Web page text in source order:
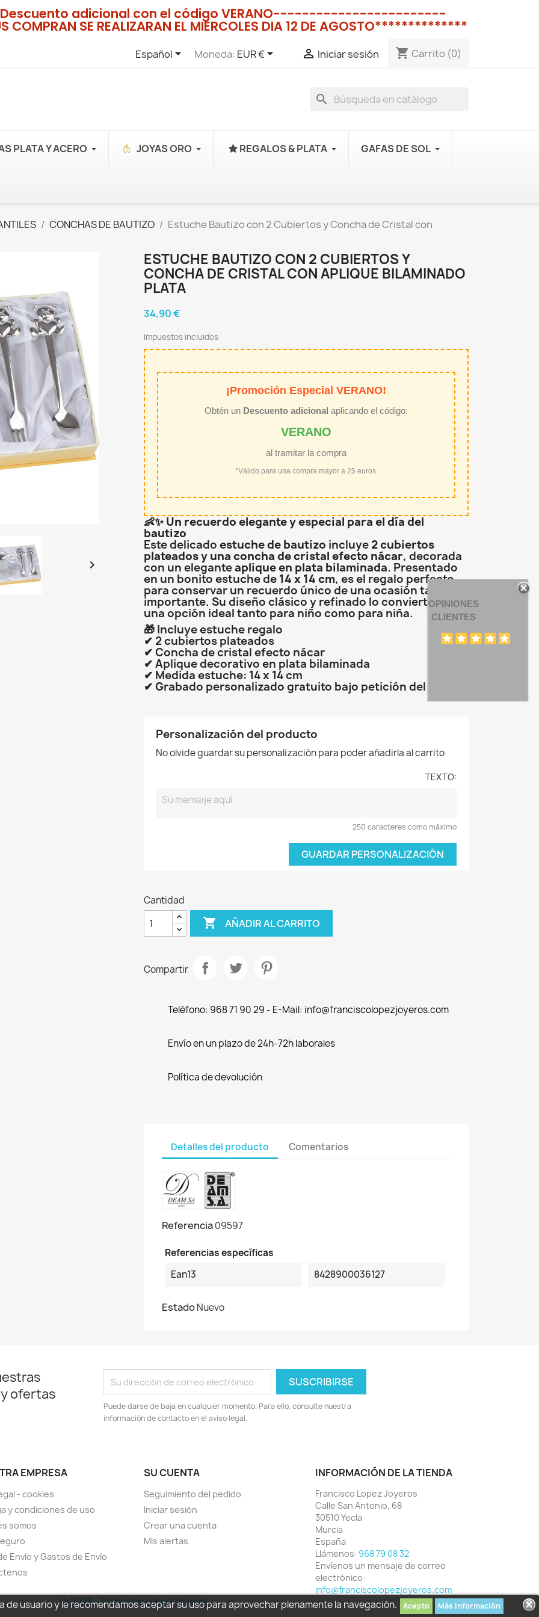
adicional con el código VERANO------------------------
SE REALIZARAN EL MIERCOLES DIA 12 DE AGOSTO**************
Español Moneda: EUR €  Iniciar sesión shopping_cart Carrito (0)
search
usuario y le recomendamos aceptar su uso para aprovechar plenamente la navegación. Acepto Más información
PLATA Y ACERO JOYAS ORO REGALOS & PLATA GAFAS DE SOL
CONCHAS DE BAUTIZO Estuche Bautizo con 2 Cubiertos y Concha de Cristal con

ESTUCHE BAUTIZO CON 2 CUBIERTOS Y
CONCHA DE CRISTAL CON APLIQUE BILAMINADO
PLATA
34,90 €
Impuestos incluidos
¡Promoción Especial VERANO!
Obtén un Descuento adicional aplicando el código:
VERANO
al tramitar la compra
*Válido para una compra mayor a 25 euros.
👶✨ Un recuerdo elegante y especial para el día del
bautizo
Este delicado estuche de bautizo incluye 2 cubiertos
plateados y una concha de cristal efecto nácar, decorada
con un eleganteaplique en plata bilaminada. Presentado
en un bonito estuche de 14 x 14 cm, es el regalo perfecto
para conservar un recuerdo único de una ocasión tan
importante. Su diseño clásico y refinado lo convierte en
una opción ideal tanto para niño como para niña.
🎁 Incluye estuche regalo
✔ 2 cubiertos plateados
✔ Concha de cristal efecto nácar
✔ Aplique decorativo en plata bilaminada
✔ Medida estuche: 14 x 14 cm
✔ Grabado personalizado gratuito bajo petición del cliente
Personalización del producto
No olvide guardar su personalización para poder añadirla al carrito
TEXTO:
250 caracteres como máximo
GUARDAR PERSONALIZACIÓN
Cantidad
 AÑADIR AL CARRITO
Compartir
Teléfono: 968 71 90 29 - E-Mail: info@franciscolopezjoyeros.com
Envío en un plazo de 24h-72h laborales
Política de devolución
Detalles del producto Comentarios
Referencia09597
Referencias específicas
Ean13
8428900036127
EstadoNuevo
ofertas
Puede darse de baja en cualquier momento. Para ello, consulte nuestra
información de contacto en el aviso legal.
EMPRESA
- cookies
y condiciones de uso
somos
Envío y Gastos de Envío
SU CUENTA
Seguimiento del pedido
Iniciar sesión
Crear una cuenta
Mis alertas
INFORMACIÓN DE LA TIENDA
Francisco Lopez Joyeros
Calle San Antonio, 68
30510 Yecla
Murcia
España
Llámenos: 968 79 08 32
Envíenos un mensaje de correo
electrónico:
info@franciscolopezjoyeros.com
OPINIONES
CLIENTES
© 2026 - Francisco López Joyeros